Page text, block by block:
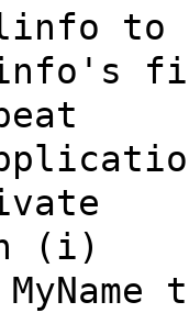
to